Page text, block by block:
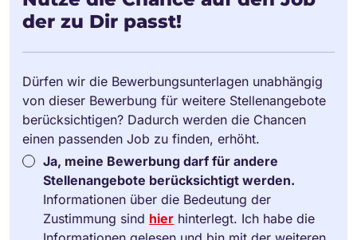
der zu Dir passt!
Dürfen wir die Bewerbungsunterlagen unabhängig
von dieser Bewerbung für weitere Stellenangebote
berücksichtigen? Dadurch werden die Chancen
einen passenden Job zu finden, erhöht.
Ja, meine Bewerbung darf für andere
Stellenangebote berücksichtigt werden.
Informationen über die Bedeutung der
Zustimmung sind hier hinterlegt. Ich habe die